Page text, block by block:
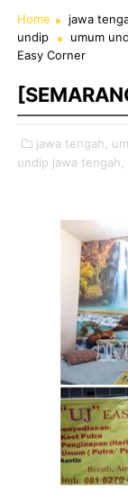
Home jawa
undip
umum
Easy Corner
jawa tengah,
undip jawa tengah,